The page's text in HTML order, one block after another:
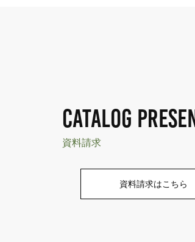
CATALOG
資料請求
資料請求はこちら